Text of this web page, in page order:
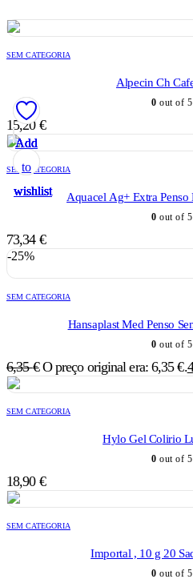
Add
to
wishlist
SEM CATEGORIA
Alpecin Ch
0 out of 5
15,20 €
Add
to
wishlist
SEM CATEGORIA
Aquacel Ag+ Extra
0 out of 5
73,34 €
-25%
Add
to
wishlist
SEM CATEGORIA
Hansaplast Med Penso
0 out of 5
6,35€ O preço original era: 6,35 €.
Add
to
wishlist
SEM CATEGORIA
Hylo Gel Colirio
0 out of 5
18,90 €
Add
to
wishlist
SEM CATEGORIA
Importal , 10 g 20
0 out of 5